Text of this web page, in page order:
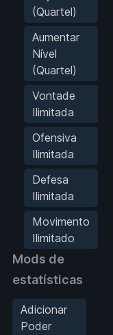
(Quartel)
Aumentar
Nível
(Quartel)
Vontade
Ilimitada
Ofensiva
Ilimitada
Defesa
Ilimitada
Movimento
Ilimitado
Mods de
estatísticas
Adicionar
Poder